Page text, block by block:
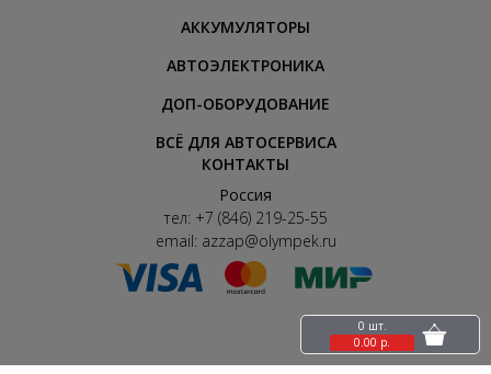
АККУМУЛЯТОРЫ
АВТОЭЛЕКТРОНИКА
ДОП-ОБОРУДОВАНИЕ
ВСЁ ДЛЯ АВТОСЕРВИСА
КОНТАКТЫ
Россия
тел: +7 (846) 219-25-55
email: azzap@olympek.ru
0 шт.
0.00 р.